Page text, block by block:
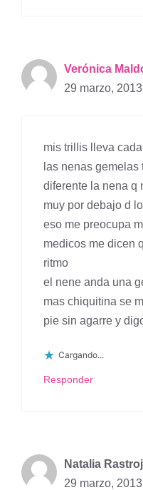
Verónica
29 marzo,
mis trillis lleva
las nenas
diferente la nena q
muy por debajo d
eso me preocupa
medicos me dicen
ritmo
el nene anda una
mas chiquitina se
pie sin agarre y
Cargando...
Responder
Natalia
29 marzo,